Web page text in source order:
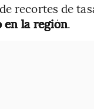
recortes de
en la región.